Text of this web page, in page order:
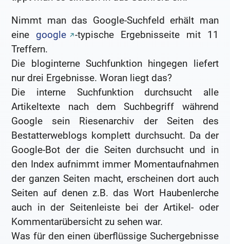
Nimmt man das Google-Suchfeld erhält man
eine google
-typische Ergebnisseite mit 11
Treffern.
Die bloginterne Suchfunktion hingegen liefert
nur drei Ergebnisse. Woran liegt das?
Die interne Suchfunktion durchsucht alle
Artikeltexte nach dem Suchbegriff während
Google sein Riesenarchiv der Seiten des
Bestatterweblogs komplett durchsucht. Da der
Google-Bot der die Seiten durchsucht und in
den Index aufnimmt immer Momentaufnahmen
der ganzen Seiten macht, erscheinen dort auch
Seiten auf denen z.B. das Wort Haubenlerche
auch in der Seitenleiste bei der Artikel- oder
Kommentarübersicht zu sehen war.
Was für den einen überflüssige Suchergebnisse